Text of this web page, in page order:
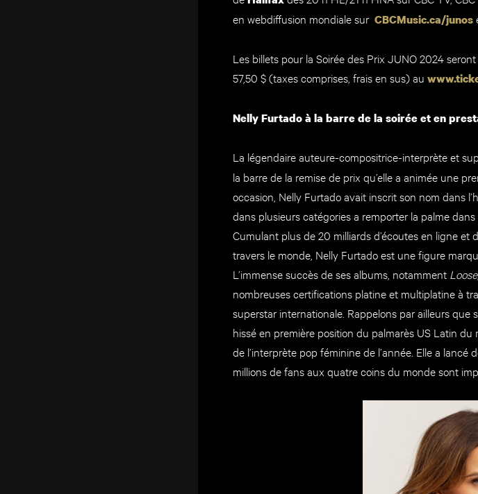
en webdiffusion mondiale sur CBCMusic.ca/junos
Les billets pour la Soirée des Prix JUNO 2024
57,50 $ (taxes comprises, frais en sus) au
Nelly Furtado à la barre de la soirée et en
La légendaire auteure-compositrice-interprète et
la barre de la remise de prix qu’elle a animée une
occasion, Nelly Furtado avait inscrit son nom dans
dans plusieurs catégories a remporter la palme
Cumulant plus de 20 milliards d’écoutes en ligne et
travers le monde, Nelly Furtado est une figure
L’immense succès de ses albums, notamment Loose,
nombreuses certifications platine et multiplatine à
superstar internationale. Rappelons par ailleurs que
hissé en première position du palmarès US Latin
de l’interprète pop féminine de l’année. Elle a
millions de fans aux quatre coins du monde sont